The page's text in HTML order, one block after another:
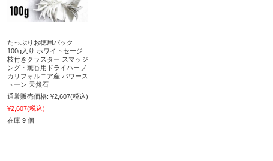
たっぷりお徳用パック
100g入り ホワイトセージ
枝付きクラスター スマッジ
ング・薫香用ドライハーブ
カリフォルニア産 パワース
トーン 天然石
通常販売価格: ¥2,607(税込)
¥2,607(税込)
在庫 9 個